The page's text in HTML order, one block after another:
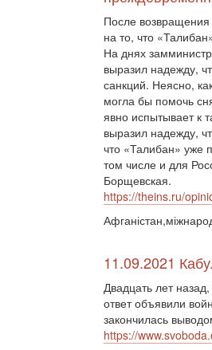
После
на то, что
На днях
выразил надежду,
санкций. Неясно,
могла бы помочь
явно испытывает к
выразил надежду,
что «Талибан» уже
том числе и для
Борщевская.
https://theins.ru/
11.09.2021
Двадцать лет
ответ объявили
закончилась
https://